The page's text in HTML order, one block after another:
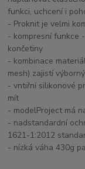
funkci, uchcení i
- Proknit je velmi
- kompresní funkce
končetiny
- kombinace
mesh) zajistí
- vntiřní silikonové
mít
- modelProject má
- nadstandardní
1621-1:2012
- nízká váha 430g